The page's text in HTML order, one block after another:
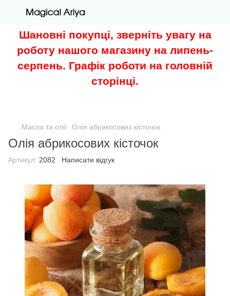
Шановні покупці, зверніть увагу на
роботу нашого магазину на липень-
серпень. Графік роботи на головній
сторінці.
Масла та олії Олія абрикосових кісточок
Олія абрикосових кісточок
Артикул: 2082 Написати відгук